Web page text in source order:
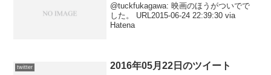
@tuckfukagawa: 映画のほうがついでで
した。 URL2015-06-24 22:39:30 via
Hatena
twitter 2016年05月22日のツイート